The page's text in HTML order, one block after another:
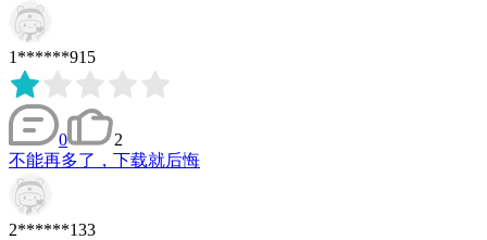
1******915
0
2
不能再多了，下载就后悔
2******133